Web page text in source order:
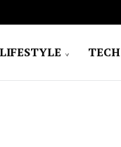
LIFESTYLE TECH